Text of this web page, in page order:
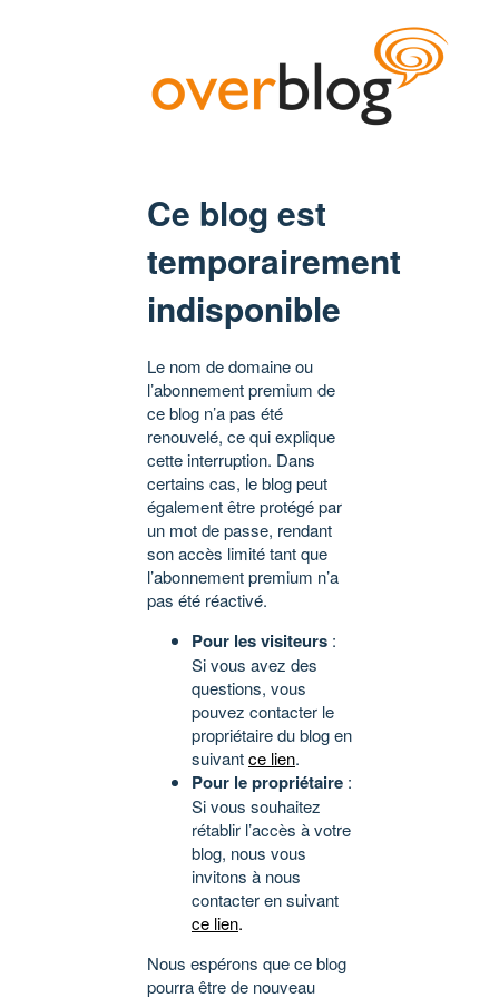
Ce blog est
temporairement
indisponible
Le nom de domaine ou
l’abonnement premium de
ce blog n’a pas été
renouvelé, ce qui explique
cette interruption. Dans
certains cas, le blog peut
également être protégé par
un mot de passe, rendant
son accès limité tant que
l’abonnement premium n’a
pas été réactivé.
Pour les visiteurs :
Si vous avez des
questions, vous
pouvez contacter le
propriétaire du blog en
suivantce lien.
Pour le propriétaire :
Si vous souhaitez
rétablir l’accès à votre
blog, nous vous
invitons à nous
contacter en suivant
ce lien.
Nous espérons que ce blog
pourra être de nouveau